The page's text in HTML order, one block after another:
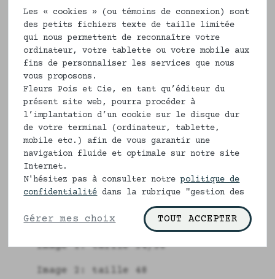
Nos culottes éthiques sont éco-
conçues, en matières respectueuses de
la Femme et de la planète.
Du 34 au 52, elles sont confortables,
emboitent bien les fesses les plus
dodues et deviennent de plus en plus
douces au fil des lavages.
Doublées dans le même tissu pour plus
de raffinement et de bien-être, nos
culottes en 100% coton tissé font,
comme l'ensemble de nos sous-
vêtement, l'objet d'une très grande
attention lors de leur fabrication
près de Saint-Etienne.
Image 1: taille 34/36
Image 2: taille 48
Les « cookies » (ou témoins de connexion) sont
des petits fichiers texte de taille limitée
qui nous permettent de reconnaître votre
ordinateur, votre tablette ou votre mobile aux
fins de personnaliser les services que nous
vous proposons.
Fleurs Pois et Cie, en tant qu’éditeur du
présent site web, pourra procéder à
l’implantation d’un cookie sur le disque dur
de votre terminal (ordinateur, tablette,
mobile etc.) afin de vous garantir une
navigation fluide et optimale sur notre site
Internet.
N'hésitez pas à consulter notrepolitique de
confidentialité dans la rubrique "gestion des
cookies" pour en savoir plus.
Gérer mes choix TOUT ACCEPTER